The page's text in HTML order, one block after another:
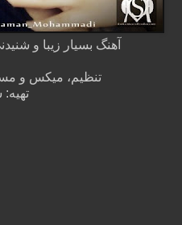
آهنگ بسیار زیبا و
تنظیم، میکس و